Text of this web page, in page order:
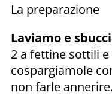
La preparazione
Laviamo e
2 a fettine sottili
cospargiamole
non farle